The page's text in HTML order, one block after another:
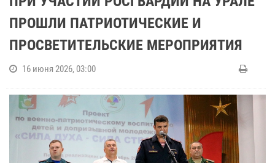
ПРОШЛИ ПАТРИОТИЧЕСКИЕ И
ПРОСВЕТИТЕЛЬСКИЕ МЕРОПРИЯТИЯ
16 июня 2026, 03:00